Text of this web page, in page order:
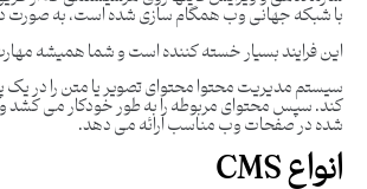
با شبکه جهانی وب همگام سازی شده است، به صورت
این فرایند بسیار خسته کننده است و شما همیشه
سیستم مدیریت محتوا محتوای تصویر یا متن را در یک
کند. سپس محتوای مربوطه را به طور خودکار می کشد و
شده در صفحات وب مناسب ارائه می دهد.
انواعCMS